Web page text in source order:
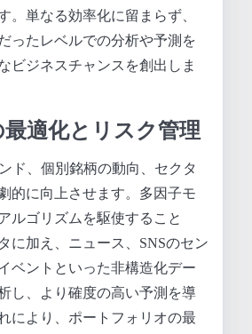
。単なる効率化に留まらず、
ったレベルでの分析や予測を
ビジネスチャンスを創出しま
適化とリスク管理
ド、個別銘柄の動向、セクタ
的に向上させます。多因子モ
ルゴリズムを駆使すること
に加え、ニュース、SNSのセン
ベントといった非構造化デー
し、より確度の高い予測を導
により、ポートフォリオの最